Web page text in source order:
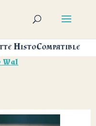
HistoCompatible
Wal